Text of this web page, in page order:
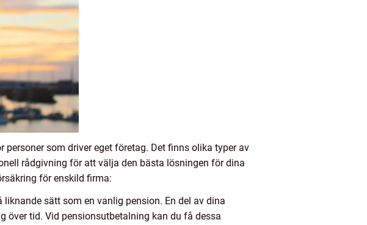
som driver eget företag. Det finns olika typer av
rådgivning för att välja den bästa lösningen för dina
för enskild firma:
sätt som en vanlig pension. En del av dina
över tid. Vid pensionsutbetalning kan du få dessa